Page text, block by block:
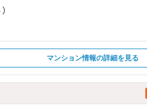
マンション情報の詳細を見る